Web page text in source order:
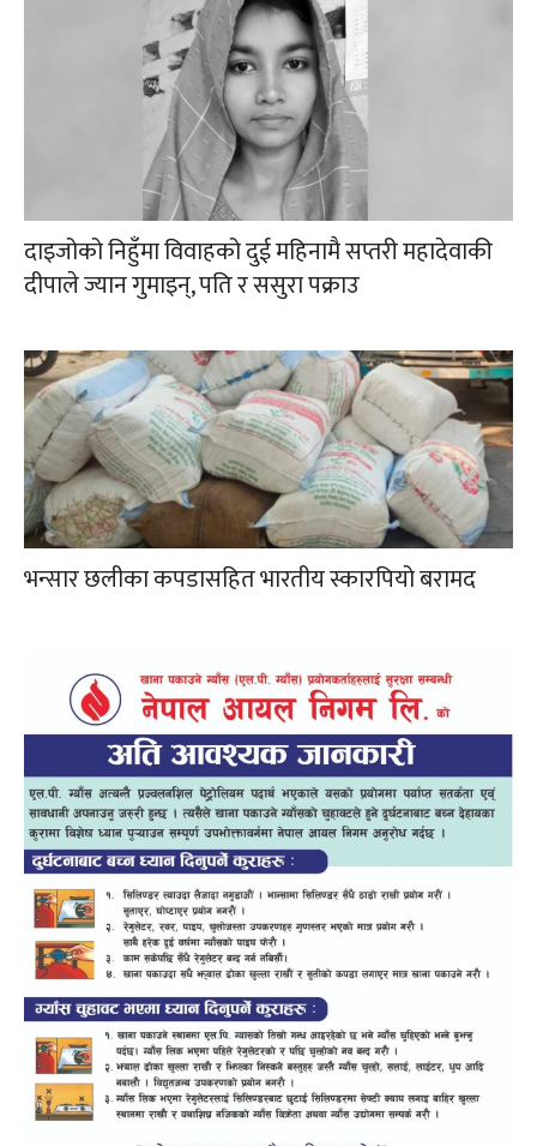
दाइजोको निहुँमा विवाहको दुई महिनामै सप्तरी महादेवाकी
दीपाले ज्यान गुमाइन्, पति र ससुरा पक्राउ
भन्सार छलीका कपडासहित भारतीय स्कारपियो बरामद